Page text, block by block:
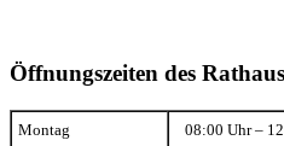
Öffnungszeiten des
Montag 08:00 Uhr –